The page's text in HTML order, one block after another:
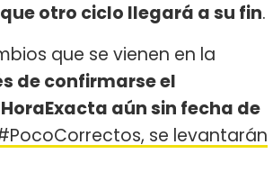
otro ciclo llegará a su fin.
que se vienen en la
de confirmarse el
aún sin fecha de
se levantarán